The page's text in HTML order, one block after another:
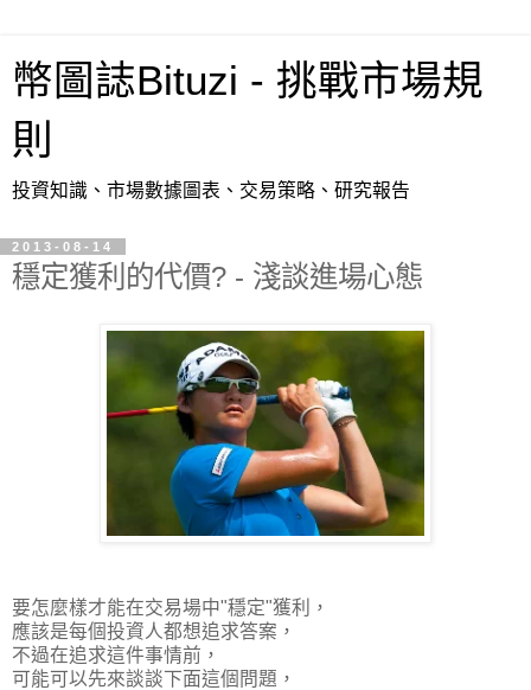
幣圖誌Bituzi - 挑戰市場規
則
投資知識、市場數據圖表、交易策略、研究報告
2013-08-14
穩定獲利的代價? - 淺談進場心態
要怎麼樣才能在交易場中"穩定"獲利，
應該是每個投資人都想追求答案，
不過在追求這件事情前，
可能可以先來談談下面這個問題，